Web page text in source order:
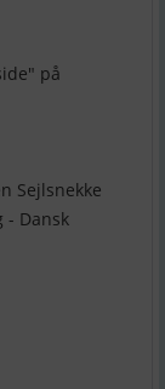
på
Sejlsnekke
- Dansk